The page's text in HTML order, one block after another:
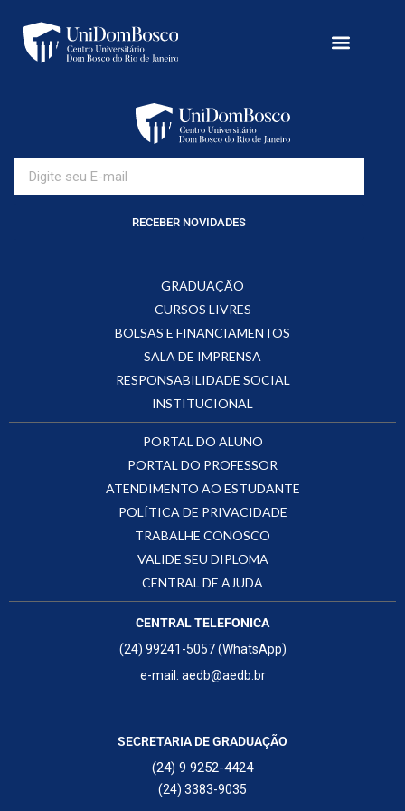
RECEBER NOVIDADES
GRADUAÇÃO
CURSOS LIVRES
BOLSAS E FINANCIAMENTOS
SALA DE IMPRENSA
RESPONSABILIDADE SOCIAL
INSTITUCIONAL
PORTAL DO ALUNO
PORTAL DO PROFESSOR
ATENDIMENTO AO ESTUDANTE
POLÍTICA DE PRIVACIDADE
TRABALHE CONOSCO
VALIDE SEU DIPLOMA
CENTRAL DE AJUDA
CENTRAL TELEFONICA
(24) 99241-5057 (WhatsApp)
e-mail: aedb@aedb.br
SECRETARIA DE GRADUAÇÃO
(24) 9 9252-4424
(24) 3383-9035